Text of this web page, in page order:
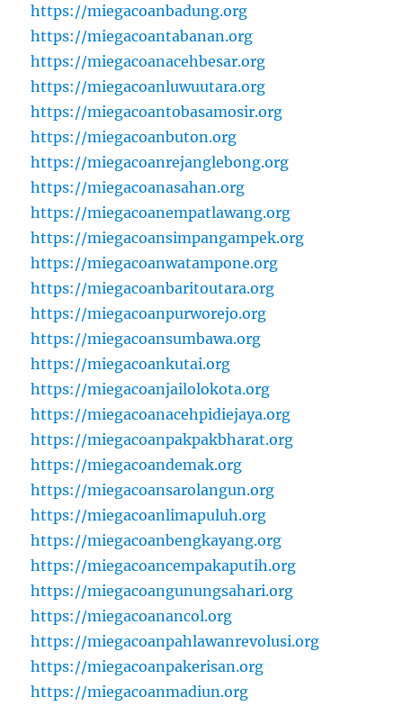
https://miegacoanbadung.org
https://miegacoantabanan.org
https://miegacoanacehbesar.org
https://miegacoanluwuutara.org
https://miegacoantobasamosir.org
https://miegacoanbuton.org
https://miegacoanrejanglebong.org
https://miegacoanasahan.org
https://miegacoanempatlawang.org
https://miegacoansimpangampek.org
https://miegacoanwatampone.org
https://miegacoanbaritoutara.org
https://miegacoanpurworejo.org
https://miegacoansumbawa.org
https://miegacoankutai.org
https://miegacoanjailolokota.org
https://miegacoanacehpidiejaya.org
https://miegacoanpakpakbharat.org
https://miegacoandemak.org
https://miegacoansarolangun.org
https://miegacoanlimapuluh.org
https://miegacoanbengkayang.org
https://miegacoancempakaputih.org
https://miegacoangunungsahari.org
https://miegacoanancol.org
https://miegacoanpahlawanrevolusi.org
https://miegacoanpakerisan.org
https://miegacoanmadiun.org